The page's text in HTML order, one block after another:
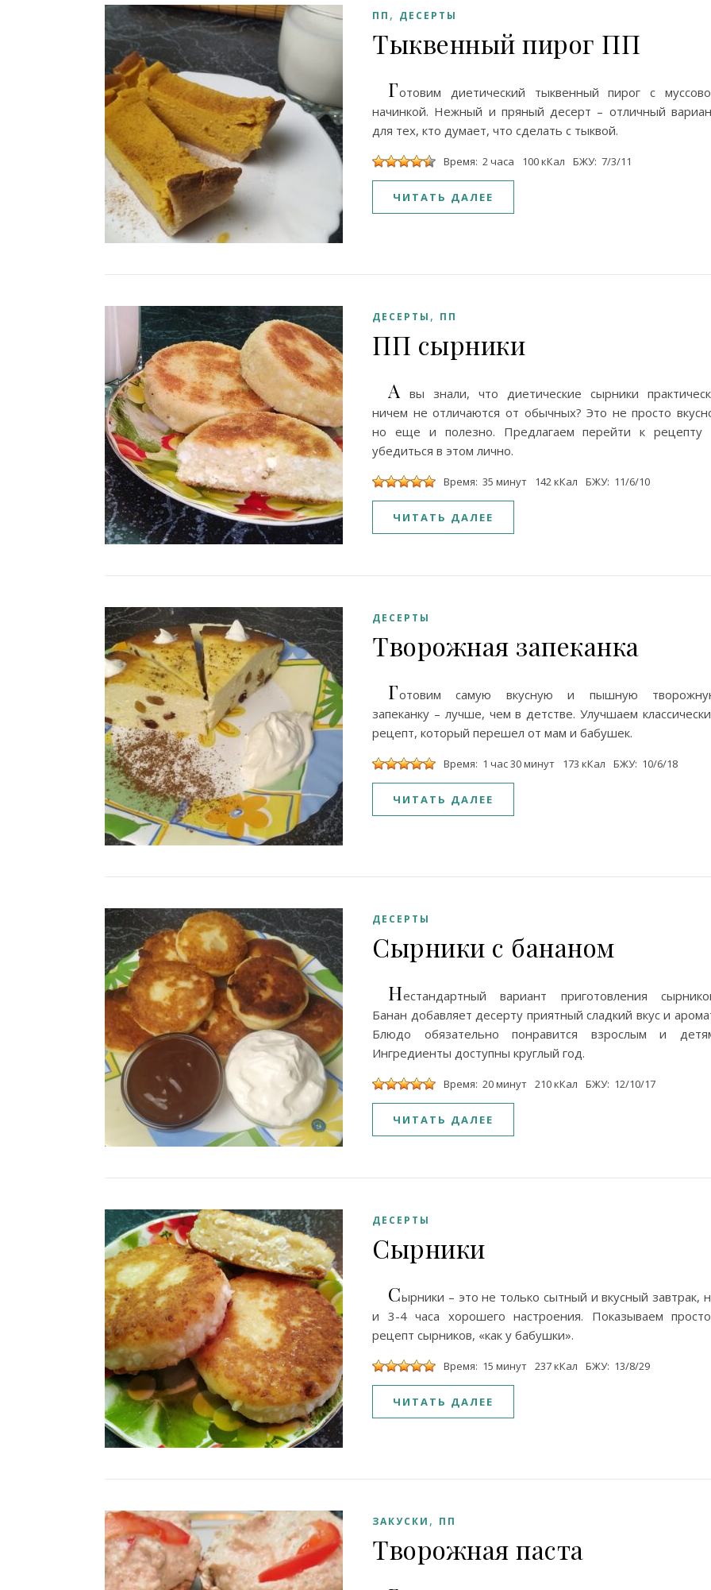
ПП , ДЕСЕРТЫ
Тыквенный пирог ПП
Готовим диетический тыквенный пирог с
начинкой. Нежный и пряный десерт – отличный
для тех, кто думает, что сделать с тыквой.
Время: 2 часа 100 кКал БЖУ: 7/3/11
ЧИТАТЬ ДАЛЕЕ
ДЕСЕРТЫ , ПП
ПП сырники
А вы знали, что диетические сырники
ничем не отличаются от обычных? Это не просто
но еще и полезно. Предлагаем перейти к рецепту
убедиться в этом лично.
Время: 35 минут 142 кКал БЖУ: 11/6/10
ЧИТАТЬ ДАЛЕЕ
ДЕСЕРТЫ
Творожная запеканка
Готовим самую вкусную и пышную
запеканку – лучше, чем в детстве. Улучшаем
рецепт, который перешел от мам и бабушек.
Время: 1 час 30 минут 173 кКал БЖУ: 10/6/18
ЧИТАТЬ ДАЛЕЕ
ДЕСЕРТЫ
Сырники с бананом
Нестандартный вариант приготовления
Банан добавляет десерту приятный сладкий вкус и
Блюдо обязательно понравится взрослым и
Ингредиенты доступны круглый год.
Время: 20 минут 210 кКал БЖУ: 12/10/17
ЧИТАТЬ ДАЛЕЕ
ДЕСЕРТЫ
Сырники
Сырники – это не только сытный и вкусный завтрак,
и 3-4 часа хорошего настроения. Показываем
рецепт сырников, «как у бабушки».
Время: 15 минут 237 кКал БЖУ: 13/8/29
ЧИТАТЬ ДАЛЕЕ
ЗАКУСКИ , ПП
Творожная паста